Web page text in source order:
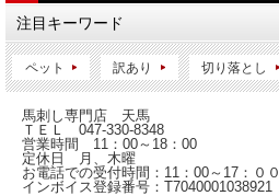
注目キーワード
ペット 訳あり 切り落とし
馬刺し専門店 天馬
ＴＥＬ 047-330-8348
営業時間 11：00～18：00
定休日 月、木曜
お電話での受付時間：11：00～17：００
インボイス登録番号：T7040001038921